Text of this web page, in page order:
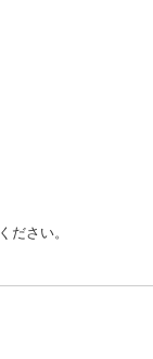
ださい。